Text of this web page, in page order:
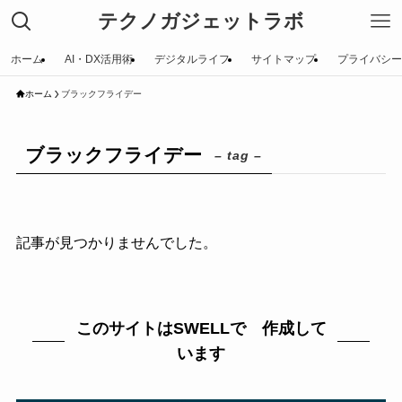
テクノガジェットラボ
ホーム AI・DX活用術 デジタルライフ サイトマップ プライバシ
ホーム ブラックフライデー
ブラックフライデー – tag –
記事が見つかりませんでした。
このサイトはSWELLで 作成して
います